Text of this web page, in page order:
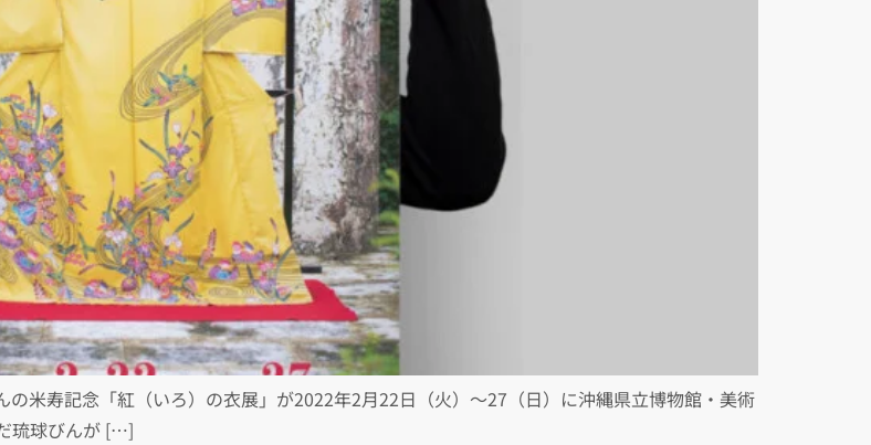
米寿記念「紅（いろ）の衣展」が2022年2月22日（火）〜27（日）に沖縄県立博物館・美術
琉球びんが […]